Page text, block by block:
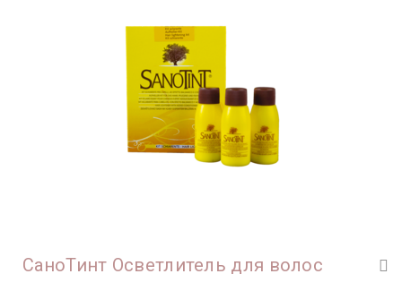
СаноТинт Осветлитель для волос